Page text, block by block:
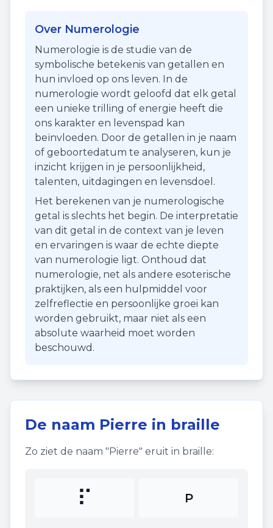
Over Numerologie
Numerologie is de studie van de
symbolische betekenis van getallen en
hun invloed op ons leven. In de
numerologie wordt geloofd dat elk getal
een unieke trilling of energie heeft die
ons karakter en levenspad kan
beïnvloeden. Door de getallen in je naam
of geboortedatum te analyseren, kun je
inzicht krijgen in je persoonlijkheid,
talenten, uitdagingen en levensdoel.
Het berekenen van je numerologische
getal is slechts het begin. De interpretatie
van dit getal in de context van je leven
en ervaringen is waar de echte diepte
van numerologie ligt. Onthoud dat
numerologie, net als andere esoterische
praktijken, als een hulpmiddel voor
zelfreflectie en persoonlijke groei kan
worden gebruikt, maar niet als een
absolute waarheid moet worden
beschouwd.
De naam Pierre in braille
Zo ziet de naam "Pierre" eruit in braille:
⠏ P